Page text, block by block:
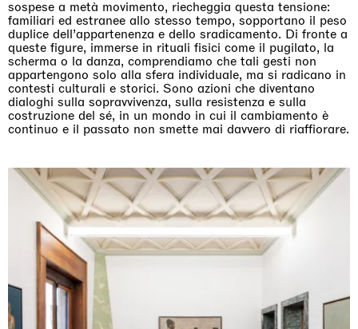
sospese a metà movimento, riecheggia questa tensione:
familiari ed estranee allo stesso tempo, sopportano il peso
duplice dell’appartenenza e dello sradicamento. Di fronte a
queste figure, immerse in rituali fisici come il pugilato, la
scherma o la danza, comprendiamo che tali gesti non
appartengono solo alla sfera individuale, ma si radicano in
contesti culturali e storici. Sono azioni che diventano
dialoghi sulla sopravvivenza, sulla resistenza e sulla
costruzione del sé, in un mondo in cui il cambiamento è
continuo e il passato non smette mai davvero di riaffiorare.